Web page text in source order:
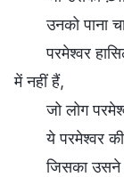
उनको पाना
परमेश्वर
में नहीं हैं,
जो लोग
ये परमेश्वर
जिसका उसने